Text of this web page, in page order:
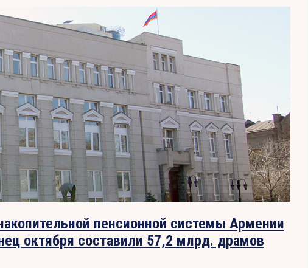
пенсионной системы Армении
октября составили 57,2 млрд. драмов